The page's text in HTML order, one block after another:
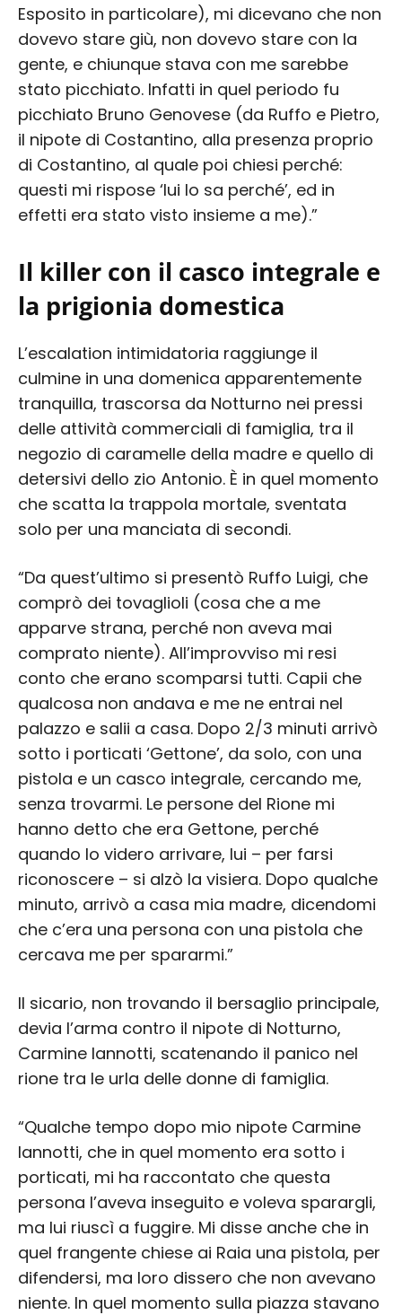
Esposito in particolare), mi dicevano che non
dovevo stare giù, non dovevo stare con la
gente, e chiunque stava con me sarebbe
stato picchiato. Infatti in quel periodo fu
picchiato Bruno Genovese (da Ruffo e Pietro,
il nipote di Costantino, alla presenza proprio
di Costantino, al quale poi chiesi perché:
questi mi rispose ‘lui lo sa perché’, ed in
effetti era stato visto insieme a me).”
Il killer con il casco integrale e
la prigionia domestica
L’escalation intimidatoria raggiunge il
culmine in una domenica apparentemente
tranquilla, trascorsa da Notturno nei pressi
delle attività commerciali di famiglia, tra il
negozio di caramelle della madre e quello di
detersivi dello zio Antonio. È in quel momento
che scatta la trappola mortale, sventata
solo per una manciata di secondi.
“Da quest’ultimo si presentò Ruffo Luigi, che
comprò dei tovaglioli (cosa che a me
apparve strana, perché non aveva mai
comprato niente). All’improvviso mi resi
conto che erano scomparsi tutti. Capii che
qualcosa non andava e me ne entrai nel
palazzo e salii a casa. Dopo 2/3 minuti arrivò
sotto i porticati ‘Gettone’, da solo, con una
pistola e un casco integrale, cercando me,
senza trovarmi. Le persone del Rione mi
hanno detto che era Gettone, perché
quando lo videro arrivare, lui – per farsi
riconoscere – si alzò la visiera. Dopo qualche
minuto, arrivò a casa mia madre, dicendomi
che c’era una persona con una pistola che
cercava me per spararmi.”
Il sicario, non trovando il bersaglio principale,
devia l’arma contro il nipote di Notturno,
Carmine Iannotti, scatenando il panico nel
rione tra le urla delle donne di famiglia.
“Qualche tempo dopo mio nipote Carmine
Iannotti, che in quel momento era sotto i
porticati, mi ha raccontato che questa
persona l’aveva inseguito e voleva sparargli,
ma lui riuscì a fuggire. Mi disse anche che in
quel frangente chiese ai Raia una pistola, per
difendersi, ma loro dissero che non avevano
niente. In quel momento sulla piazza stavano